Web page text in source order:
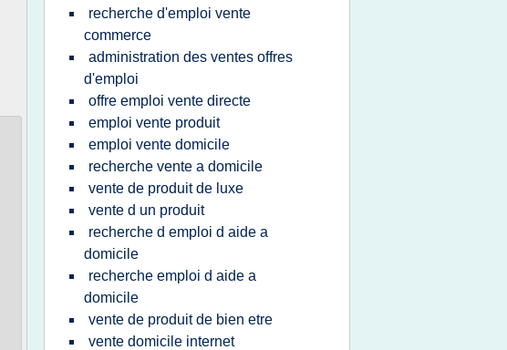
recherche d'emploi vente
commerce
administration des ventes offres
d'emploi
offre emploi vente directe
emploi vente produit
emploi vente domicile
recherche vente a domicile
vente de produit de luxe
vente d un produit
recherche d emploi d aide a
domicile
recherche emploi d aide a
domicile
vente de produit de bien etre
vente domicile internet